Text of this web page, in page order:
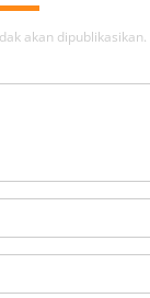
akan dipublikasikan.